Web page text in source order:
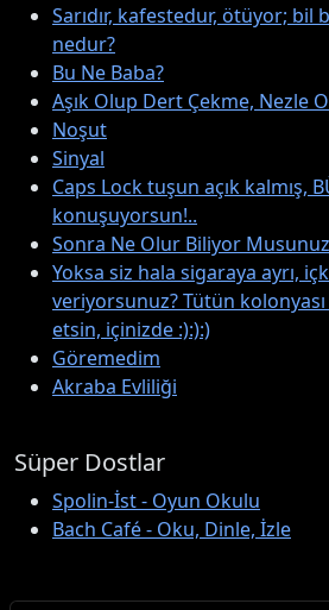
Sarıdır, kafestedur, ötüyor; bil
nedur?
Bu Ne Baba?
Aşık Olup Dert Çekme, Nezle
Noşut
Sinyal
Caps Lock tuşun açık kalmış,
konuşuyorsun!..
Sonra Ne Olur Biliyor
Yoksa siz hala sigaraya ayrı,
veriyorsunuz? Tütün
etsin, içinizde :):):)
Göremedim
Akraba Evliliği
Süper Dostlar
Spolin-İst - Oyun Okulu
Bach Café - Oku, Dinle, İzle